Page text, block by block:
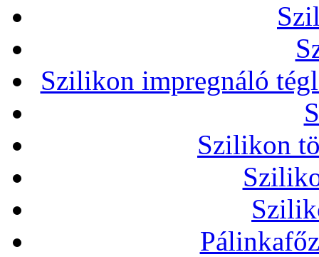
Szilikon impregnáló
Szilikon